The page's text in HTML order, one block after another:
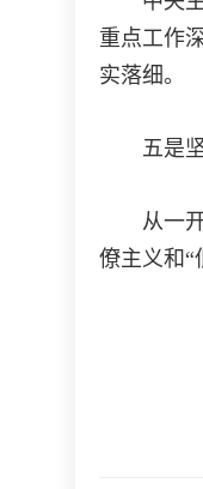
重点工作
实落细。
五是坚
从一开
僚主义和“